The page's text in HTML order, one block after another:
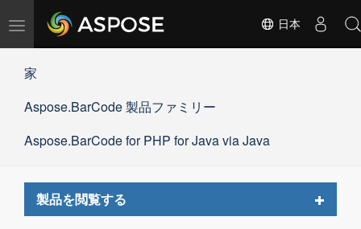
ナ
ー
ョ
の
日本
家
Aspose.BarCode 製品ファミリー
Aspose.BarCode for PHP for Java via Java
製品を閲覧する
Toggle